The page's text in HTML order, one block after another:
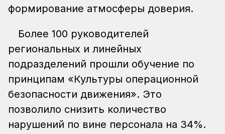
формирование атмосферы доверия.
Более 100 руководителей
региональных и линейных
подразделений прошли обучение по
принципам «Культуры операционной
безопасности движения». Это
позволило снизить количество
нарушений по вине персонала на 34%.